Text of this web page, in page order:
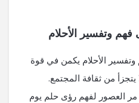
وتفسير الأحلام
الأحلام يكمن في قوة
من ثقافة المجتمع.
العصور لفهم رؤى حلم يوم